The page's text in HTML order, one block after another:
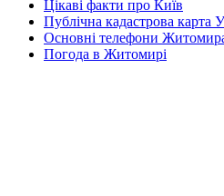
Цікаві факти про Київ
Публічна кадастрова карта
Основні телефони
Погода в Житомирі